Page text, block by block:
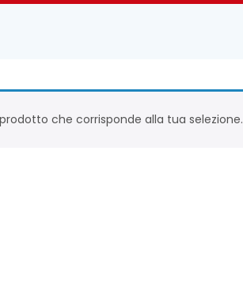
che corrisponde alla tua selezione.